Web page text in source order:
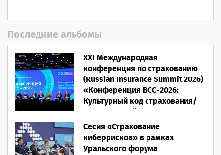
Последние альбомы
XXI Международная
конференция по страхованию
(Russian Insurance Summit 2026)
«Конференция ВСС-2026:
Культурный код страхования/
Человеческий фактор»
28.05.2026
Сесия «Страхование
киберрисков» в рамках
Уральского форума